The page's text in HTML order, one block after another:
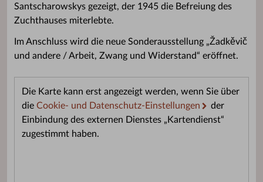
Santscharowskys gezeigt, der 1945 die Befreiung des
Zuchthauses miterlebte.
Im Anschluss wird die neue Sonderausstellung „Žadkěvič
und andere / Arbeit, Zwang und Widerstand“ eröffnet.
Die Karte kann erst angezeigt werden, wenn Sie über
die Cookie- und Datenschutz-Einstellungen
der
Einbindung des externen Dienstes „Kartendienst“
zugestimmt haben.